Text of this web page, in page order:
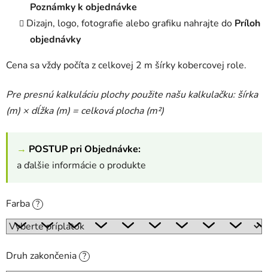
Poznámky k objednávke
Dizajn, logo, fotografie alebo grafiku nahrajte do Príloh
objednávky
Cena sa vždy počíta z celkovej 2 m šírky kobercovej role.
Pre presnú kalkuláciu plochy použite našu kalkulačku: šírka
(m) × dĺžka (m) = celková plocha (m²)
→ POSTUP pri Objednávke:
a ďalšie informácie o produkte
Farba ?
Druh zakončenia ?